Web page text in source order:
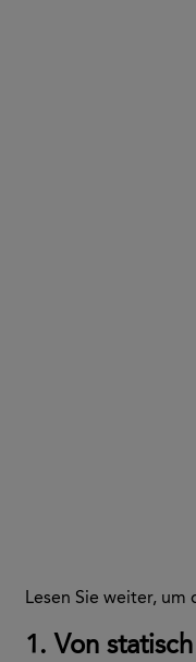
Lesen Sie weiter,
1. Von